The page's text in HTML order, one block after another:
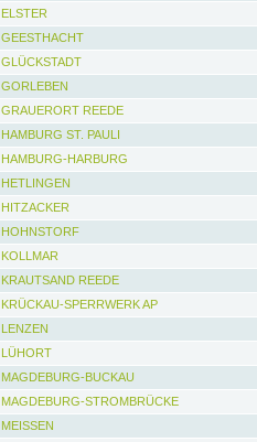
ELSTER
GEESTHACHT
GLÜCKSTADT
GORLEBEN
GRAUERORT REEDE
HAMBURG ST. PAULI
HAMBURG-HARBURG
HETLINGEN
HITZACKER
HOHNSTORF
KOLLMAR
KRAUTSAND REEDE
KRÜCKAU-SPERRWERK AP
LENZEN
LÜHORT
MAGDEBURG-BUCKAU
MAGDEBURG-STROMBRÜCKE
MEISSEN